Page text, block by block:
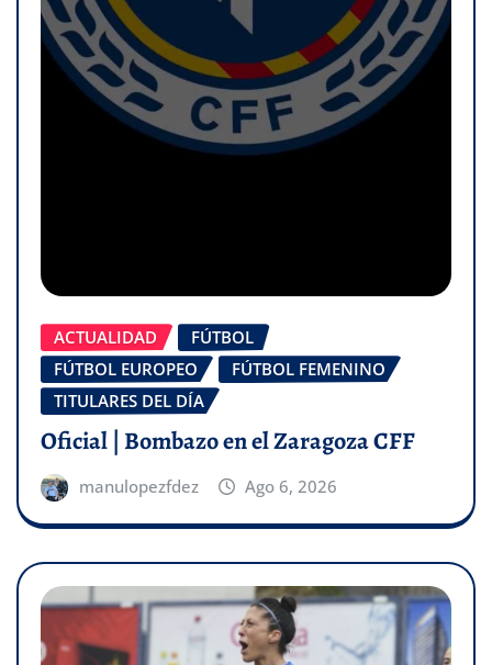
ACTUALIDAD
FÚTBOL
FÚTBOL EUROPEO
FÚTBOL FEMENINO
TITULARES DEL DÍA
Oficial | Bombazo en el Zaragoza CFF
manulopezfdez Ago 6, 2026